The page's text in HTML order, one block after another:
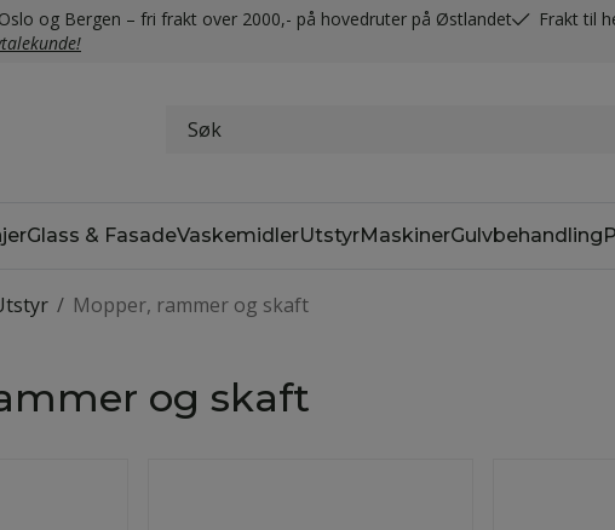
og Bergen – fri frakt over 2000,- på hovedruter på Østlandet
Frakt til
Glass & FasadeVaskemidlerUtstyrMaskinerGulvbehandling
/ Mopper, rammer og skaft
og skaft